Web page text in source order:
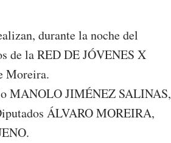
durante la noche del
de la RED DE JÓVENES X
Moreira.
MANOLO JIMÉNEZ SALINAS,
ÁLVARO MOREIRA,